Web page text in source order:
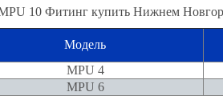
Модель
MPU 4
MPU 6